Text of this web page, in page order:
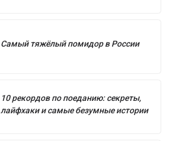
Самый тяжёлый помидор в России
10 рекордов по поеданию: секреты,
лайфхаки и самые безумные истории